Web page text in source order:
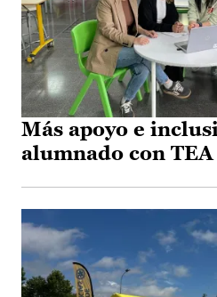
Más apoyo e
alumnado con TEA